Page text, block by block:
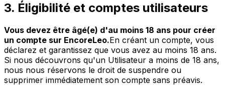
3. Éligibilité et comptes utilisateurs
Vous devez être âgé(e) d'au moins 18 ans pour créer
un compte sur EncoreLeo.En créant un compte, vous
déclarez et garantissez que vous avez au moins 18 ans.
Si nous découvrons qu'un Utilisateur a moins de 18 ans,
nous nous réservons le droit de suspendre ou
supprimer immédiatement son compte sans préavis.